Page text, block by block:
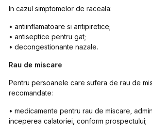
In cazul simptomelor de raceala:
• antiinflamatoare si antipiretice;
• antiseptice pentru gat;
• decongestionante nazale.
Rau de miscare
Pentru persoanele care sufera de rau de
recomandate:
• medicamente pentru rau de miscare,
inceperea calatoriei, conform prospectului;